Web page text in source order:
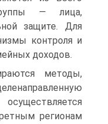
— лица,
защите. Для
контроля и
доходов.
методы,
регионам